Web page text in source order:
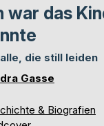
war das
die still leiden
Gasse
& Biografien